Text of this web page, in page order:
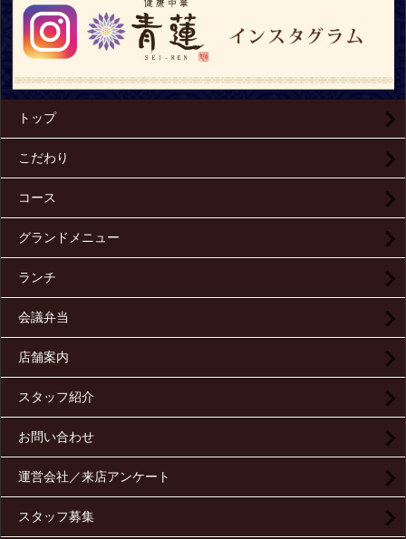
トップ
こだわり
コース
グランドメニュー
ランチ
会議弁当
店舗案内
スタッフ紹介
お問い合わせ
運営会社／来店アンケート
スタッフ募集